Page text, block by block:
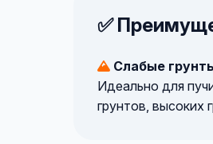
✅
Слабые
Идеально для
грунтов, высоких